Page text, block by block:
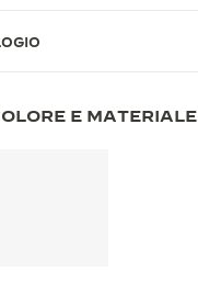
E MATERIALE